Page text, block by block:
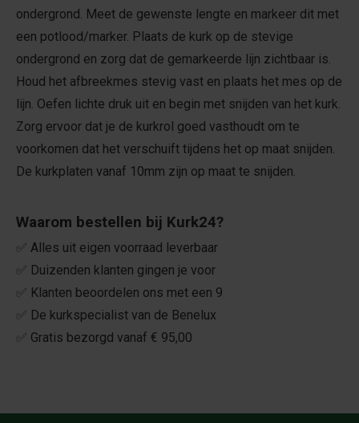
ondergrond. Meet de gewenste lengte en markeer dit met
een potlood/marker. Plaats de kurk op de stevige
ondergrond en zorg dat de gemarkeerde lijn zichtbaar is.
Houd het afbreekmes stevig vast en plaats het mes op de
lijn. Oefen lichte druk uit en begin met snijden van het kurk.
Zorg ervoor dat je de kurkrol goed vasthoudt om te
voorkomen dat het verschuift tijdens het op maat snijden.
De kurkplaten vanaf 10mm zijn op maat te snijden.
Waarom bestellen bij Kurk24?
✅ Alles uit eigen voorraad leverbaar
✅ Duizenden klanten gingen je voor
✅ Klanten beoordelen ons met een 9
✅ De kurkspecialist van de Benelux
✅ Gratis bezorgd vanaf € 95,00